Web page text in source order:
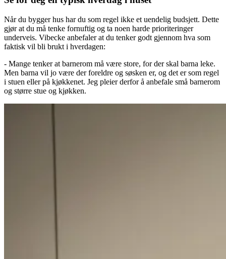
Når du bygger hus har du som regel ikke et uendelig budsjett. Dette
gjør at du må tenke fornuftig og ta noen harde prioriteringer
underveis. Vibecke anbefaler at du tenker godt gjennom hva som
faktisk vil bli brukt i hverdagen:
- Mange tenker at barnerom må være store, for der skal barna leke.
Men barna vil jo være der foreldre og søsken er, og det er som regel
i stuen eller på kjøkkenet. Jeg pleier derfor å anbefale små barnerom
og større stue og kjøkken.